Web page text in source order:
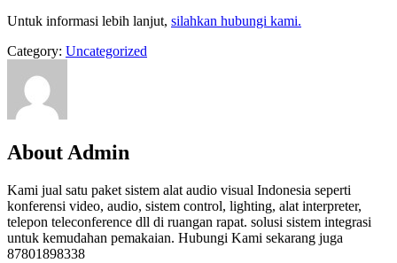
Untuk informasi lebih lanjut, silahkan hubungi kami.
Category: Uncategorized
About Admin
Kami jual satu paket sistem alat audio visual Indonesia seperti
konferensi video, audio, sistem control, lighting, alat interpreter,
telepon teleconference dll di ruangan rapat. solusi sistem integrasi
untuk kemudahan pemakaian. Hubungi Kami sekarang juga
87801898338